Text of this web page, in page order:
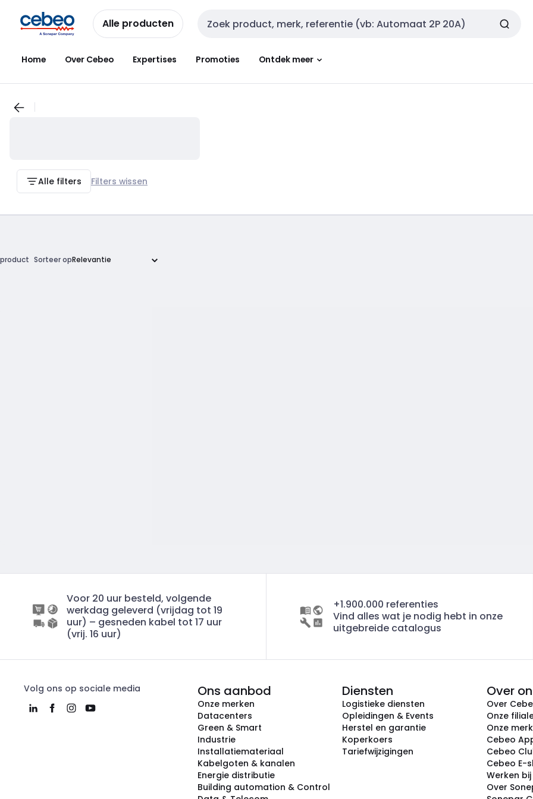
naar
navigatie
naar
inhoud
Alle producten Zoekveld invoer
Home Over Cebeo Expertises Promoties Ontdek meer
Alle filters Filters wissen
product Sorteer op
Voor 20 uur besteld, volgende
werkdag geleverd (vrijdag tot 19
uur) – gesneden kabel tot 17 uur
(vrij. 16 uur)
+1.900.000 referenties
Vind alles wat je nodig hebt in onze
uitgebreide catalogus
Volg ons op sociale media Ons aanbod
Onze merken
Datacenters
Green & Smart
Industrie
Installatiemateriaal
Kabelgoten & kanalen
Energie distributie
Building automation & Control
Diensten
Logistieke diensten
Opleidingen & Events
Herstel en garantie
Koperkoers
Tariefwijzigingen
Over
Over
Onze
Onze
Cebeo
Cebeo
Cebeo E-
Werken
Over